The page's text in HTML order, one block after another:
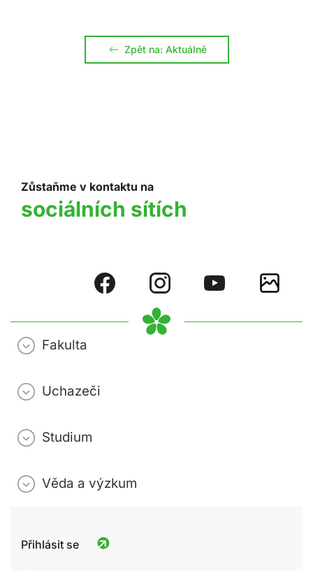
Zpět na: Aktuálně
Zůstaňme v kontaktu na
sociálních sítích
Fakulta
Uchazeči
Studium
Věda a výzkum
Přihlásit se